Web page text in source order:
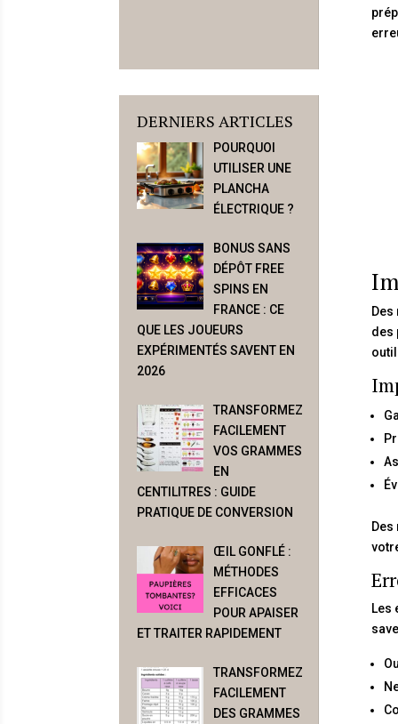
DERNIERS ARTICLES
POURQUOI
UTILISER UNE
PLANCHA
ÉLECTRIQUE ?
BONUS SANS
DÉPÔT FREE
SPINS EN
FRANCE : CE
QUE LES JOUEURS
EXPÉRIMENTÉS SAVENT EN
2026
TRANSFORMEZ
FACILEMENT
VOS GRAMMES
EN
CENTILITRES : GUIDE
PRATIQUE DE CONVERSION
ŒIL GONFLÉ :
MÉTHODES
EFFICACES
POUR APAISER
ET TRAITER RAPIDEMENT
TRANSFORMEZ
FACILEMENT
DES GRAMMES
des
Des
Les